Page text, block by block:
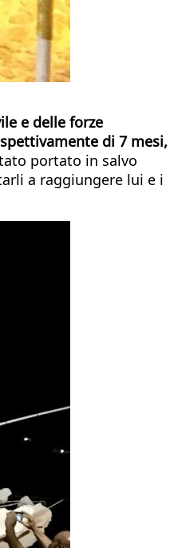
e delle forze
di 7 mesi,
portato in salvo
a raggiungere lui e i